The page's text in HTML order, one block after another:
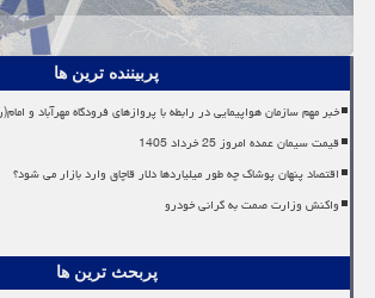
پربیننده ترین ها
خبر مهم سازمان هواپیمایی در رابطه با پروازهای فرودگاه مهرآباد و
قیمت سیمان عمده امروز 25 خرداد 1405
اقتصاد پنهان پوشاک چه طور میلیاردها دلار قاچاق وارد بازار می شود؟
واکنش وزارت صمت به گرانی خودرو
پربحث ترین ها